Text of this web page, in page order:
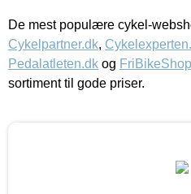
De mest populære cykel-
Cykelpartner.dk,
Pedalatleten.dk og
sortiment til gode priser.